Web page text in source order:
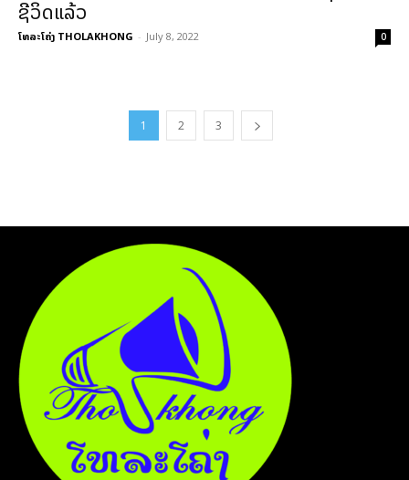
ຊີວິດແລ້ວ
ໂທລະໂຄ່ງ THOLAKHONG - July 8, 2022 0
1 2 3